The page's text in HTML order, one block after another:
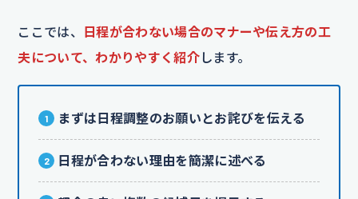
ここでは、
日程が合わない場合のマナーや伝え方の工
夫について、わかりやすく紹介します。
まずは日程調整のお願いとお詫びを伝える
日程が合わない理由を簡潔に述べる